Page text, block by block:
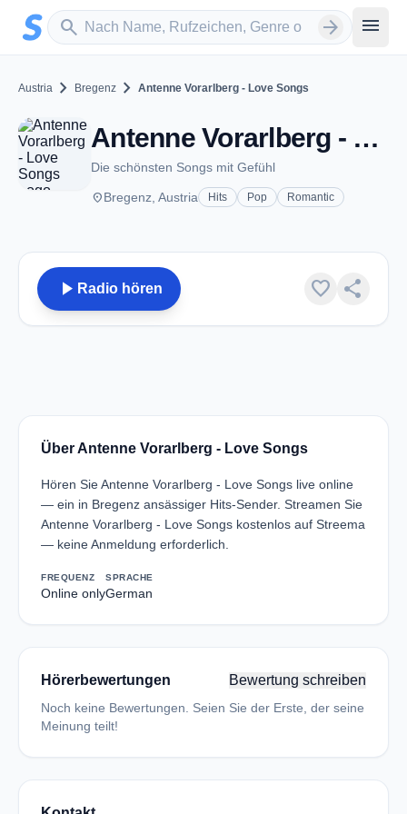
Zum Hauptinhalt springen
search
Sender suchen arrow_forward menu
Austria chevron_right Bregenz chevron_right Antenne Vorarlberg - Love Songs
Antenne Vorarlberg - Love Songs - Bregenz
Die schönsten Songs mit Gefühl
placeBregenz, Austria Hits Pop Romantic
play_arrow Radio hören favorite share
Über Antenne Vorarlberg - Love Songs
Hören Sie Antenne Vorarlberg - Love Songs live online
— ein in Bregenz ansässiger Hits-Sender. Streamen Sie
Antenne Vorarlberg - Love Songs kostenlos auf Streema
— keine Anmeldung erforderlich.
FREQUENZ
Online only
SPRACHE
German
Hörerbewertungen Bewertung schreiben
Noch keine Bewertungen. Seien Sie der Erste, der seine
Meinung teilt!